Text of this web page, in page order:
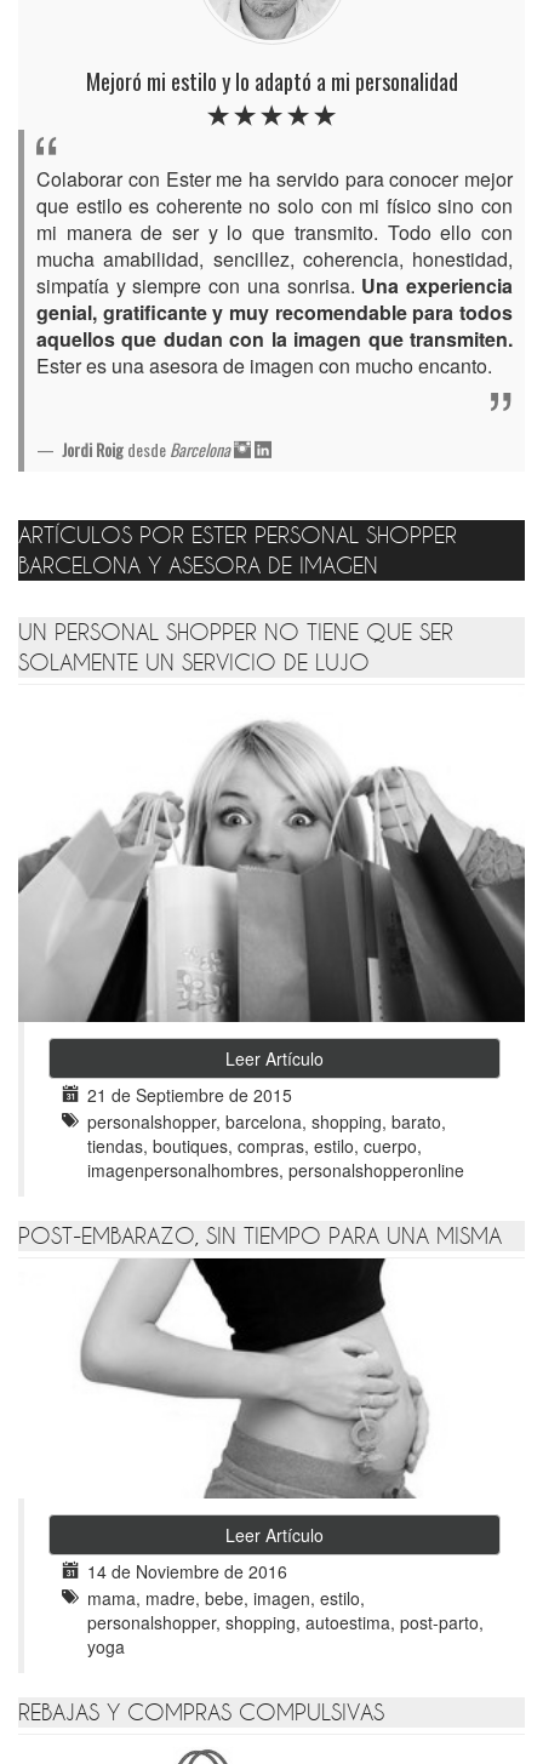
Mejoró mi estilo y lo adaptó a mi personalidad
Colaborar con Ester me ha servido para conocer mejor
que estilo es coherente no solo con mi físico sino con
mi manera de ser y lo que transmito. Todo ello con
mucha amabilidad, sencillez, coherencia, honestidad,
simpatía y siempre con una sonrisa. Una experiencia
genial, gratificante y muy recomendable para todos
aquellos que dudan con la imagen que transmiten.
Ester es una asesora de imagen con mucho encanto.
Jordi RoigdesdeBarcelona
ARTÍCULOS POR ESTER PERSONAL SHOPPER
BARCELONA Y ASESORA DE IMAGEN
UN PERSONAL SHOPPER NO TIENE QUE SER
SOLAMENTE UN SERVICIO DE LUJO
Leer Artículo
21 de Septiembre de 2015
personalshopper, barcelona, shopping, barato,
tiendas, boutiques, compras, estilo, cuerpo,
imagenpersonalhombres, personalshopperonline
POST-EMBARAZO, SIN TIEMPO PARA UNA MISMA
Leer Artículo
14 de Noviembre de 2016
mama, madre, bebe, imagen, estilo,
personalshopper, shopping, autoestima, post-parto,
yoga
REBAJAS Y COMPRAS COMPULSIVAS